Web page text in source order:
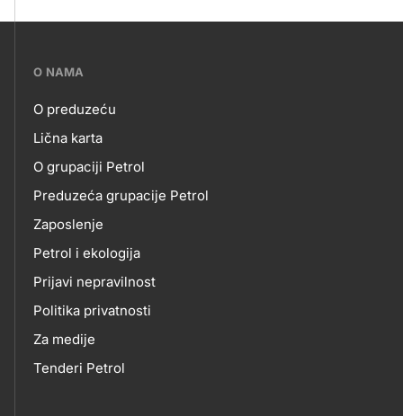
???
skupno.footer-
title???
O NAMA
O
NAMA
O preduzeću
Lična karta
O grupaciji Petrol
Preduzeća grupacije Petrol
Zaposlenje
Petrol i ekologija
Prijavi nepravilnost
Politika privatnosti
Za medije
Tenderi Petrol